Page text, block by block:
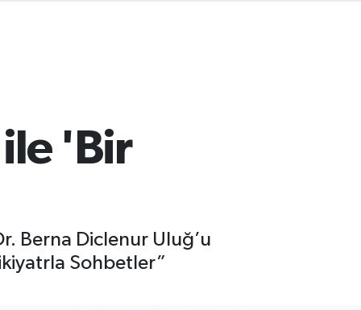
ile 'Bir
Berna Diclenur Uluğ’u
Sohbetler”